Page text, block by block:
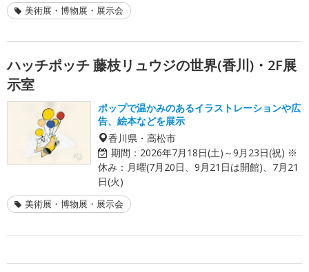
美術展・博物展・展示会
ハッチポッチ 藤枝リュウジの世界(香川)・2F展
示室
ポップで温かみのあるイラストレーションや広
告、絵本などを展示
香川県・高松市
期間： 2026年7月18日(土)～9月23日(祝) ※
休み：月曜(7月20日、9月21日は開館)、7月21
日(火)
美術展・博物展・展示会